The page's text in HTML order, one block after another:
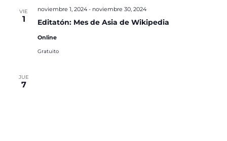
VIE
1 Editatón: Mes de Asia de Wikipedia
noviembre 1, 2024- noviembre 30, 2024
Online
Gratuito
JUE
7